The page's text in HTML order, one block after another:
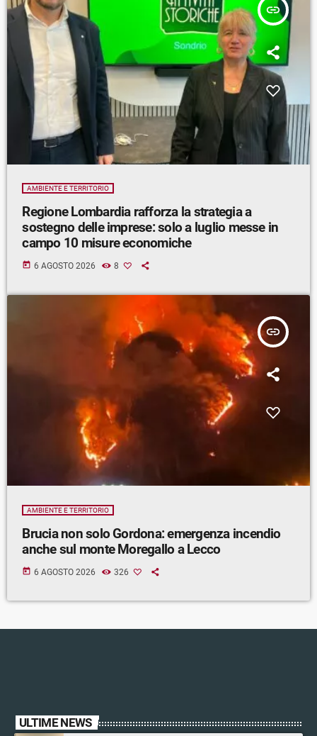
insert_link
AMBIENTE E TERRITORIO
Regione Lombardia rafforza la strategia a
sostegno delle imprese: solo a luglio messe in
campo 10 misure economiche
today 6 AGOSTO 2026 8
insert_link
AMBIENTE E TERRITORIO
Brucia non solo Gordona: emergenza incendio
anche sul monte Moregallo a Lecco
today 6 AGOSTO 2026 326
ULTIME NEWS